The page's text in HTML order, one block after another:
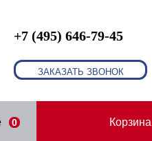
+7 (495) 646-79-45
ЗАКАЗАТЬ ЗВОНОК
0 Корзина